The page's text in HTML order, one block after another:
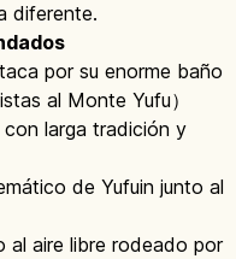
diferente.
por su enorme baño
al Monte Yufu）
con larga tradición y
de Yufuin junto al
al aire libre rodeado por